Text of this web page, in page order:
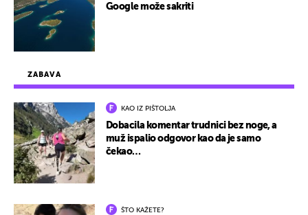
ZABAVA
KAO IZ PIŠTOLJA
Dobacila komentar trudnici bez noge, a
muž ispalio odgovor kao da je samo
čekao…
ŠTO KAŽETE?
Google može sakriti